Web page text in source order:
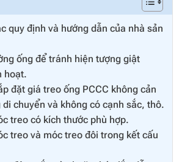
quy định và hướng dẫn của nhà sản
ống để tránh hiện tượng giật
hoạt.
đặt giá treo ống PCCC không cản
chuyển và không có cạnh sắc, thô.
treo có kích thước phù hợp.
treo và móc treo đôi trong kết cấu